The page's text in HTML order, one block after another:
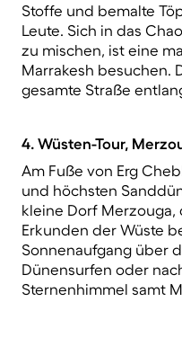
Stoffe und bemalte
Leute. Sich in das
zu mischen, ist eine
Marrakesh besuchen.
gesamte Straße
4. Wüsten-Tour,
Am Fuße von Erg
und höchsten
kleine Dorf
Erkunden der Wüste
Sonnenaufgang über
Dünensurfen oder
Sternenhimmel samt